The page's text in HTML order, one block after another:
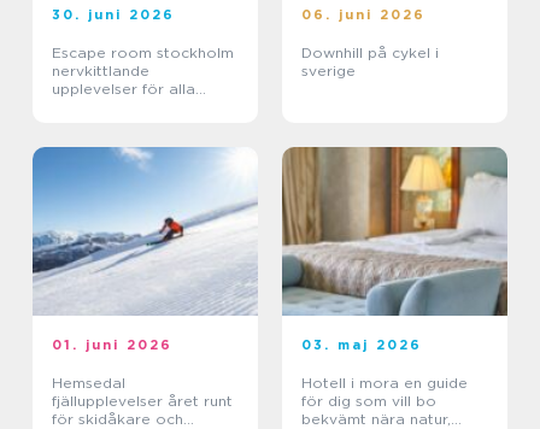
30. juni 2026
Escape room stockholm
nervkittlande
upplevelser för alla
06. juni 2026
Downhill på cykel i
sverige
01. juni 2026
Hemsedal
fjällupplevelser året runt
för skidåkare och
03. maj 2026
Hotell i mora en guide
för dig som vill bo
bekvämt nära natur,